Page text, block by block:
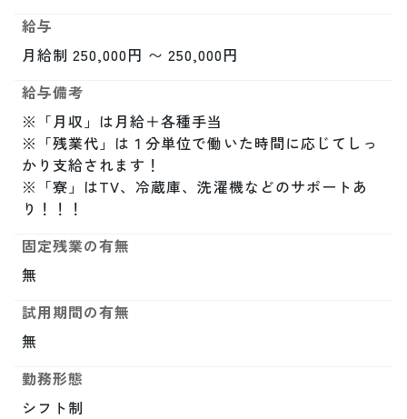
給与
月給制 250,000円 〜 250,000円
給与備考
※「月収」は月給＋各種手当
※「残業代」は１分単位で働いた時間に応じてしっ
かり支給されます！
※「寮」はTV、冷蔵庫、洗濯機などのサポートあ
り！！！
固定残業の有無
無
試用期間の有無
無
勤務形態
シフト制